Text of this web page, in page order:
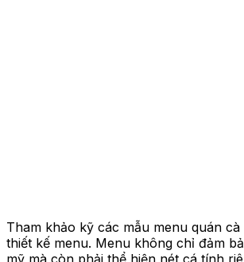
Tham khảo kỹ các mẫu menu quán
thiết kế menu. Menu không chỉ đảm